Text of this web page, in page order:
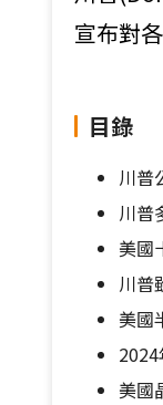
宣布對
目錄
川普
川普
美國
川普
美國
美國